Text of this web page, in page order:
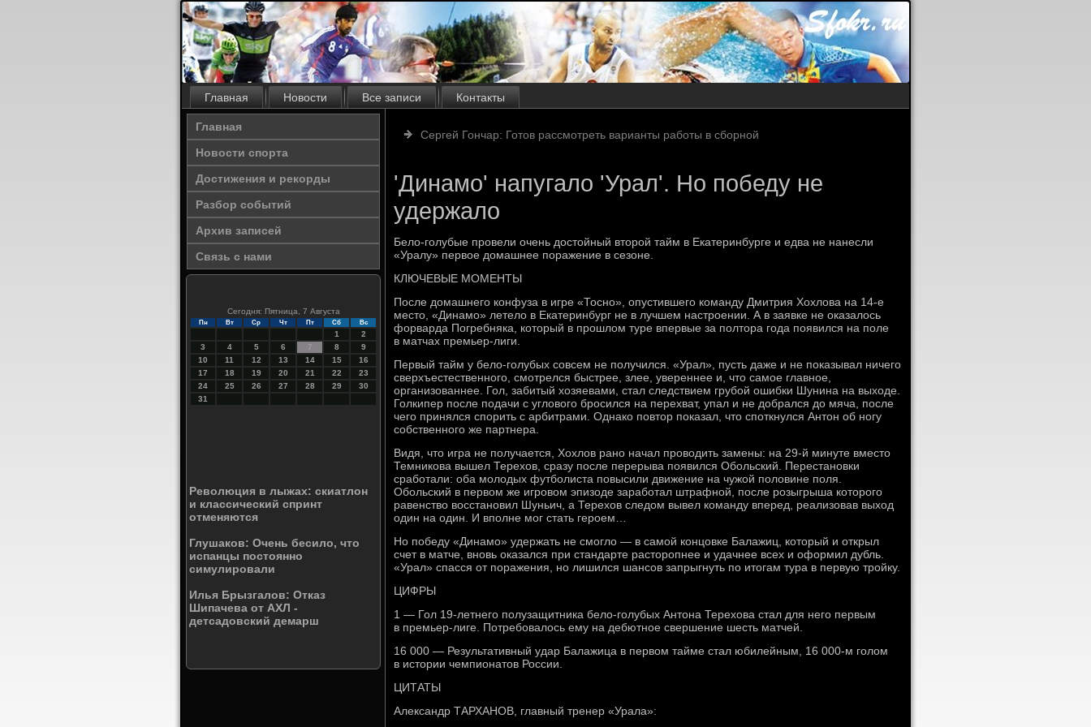
Главная Новости Все записи Контакты
Главная
Новости спорта
Достижения и рекорды
Разбор событий
Архив записей
Связь с нами
Сегодня: Пятница, 7 Августа
Пн Вт Ср Чт Пт Сб Вс
1
2
3
4 5 6 7 8
9
10
11 12 13 14 15
16
17
18 19 20 21 22
23
24
25 26 27 28 29
30
31
Революция в лыжах: скиатлон
и классический спринт
отменяются
Глушаков: Очень бесило, что
испанцы постоянно
симулировали
Илья Брызгалов: Отказ
Шипачева от АХЛ -
детсадовский демарш
Сергей Гончар: Готов рассмотреть варианты работы в сборной
'Динамо' напугало 'Урал'. Но победу не
удержало
Бело-голубые провели очень достойный второй тайм в Екатеринбурге и едва не нанесли
«Уралу» первое домашнее поражение в сезоне.
КЛЮЧЕВЫЕ МОМЕНТЫ
После домашнего конфуза в игре «Тосно», опустившего команду Дмитрия Хохлова на 14-е
место, «Динамо» летело в Екатеринбург не в лучшем настроении. А в заявке не оказалось
форварда Погребняка, который в прошлом туре впервые за полтора года появился на поле
в матчах премьер-лиги.
Первый тайм у бело-голубых совсем не получился. «Урал», пусть даже и не показывал ничего
сверхъестественного, смотрелся быстрее, злее, увереннее и, что самое главное,
организованнее. Гол, забитый хозяевами, стал следствием грубой ошибки Шунина на выходе.
Голкипер после подачи с углового бросился на перехват, упал и не добрался до мяча, после
чего принялся спорить с арбитрами. Однако повтор показал, что споткнулся Антон об ногу
собственного же партнера.
Видя, что игра не получается, Хохлов рано начал проводить замены: на 29-й минуте вместо
Темникова вышел Терехов, сразу после перерыва появился Обольский. Перестановки
сработали: оба молодых футболиста повысили движение на чужой половине поля.
Обольский в первом же игровом эпизоде заработал штрафной, после розыгрыша которого
равенство восстановил Шуньич, а Терехов следом вывел команду вперед, реализовав выход
один на один. И вполне мог стать героем…
Но победу «Динамо» удержать не смогло — в самой концовке Балажиц, который и открыл
счет в матче, вновь оказался при стандарте расторопнее и удачнее всех и оформил дубль.
«Урал» спасся от поражения, но лишился шансов запрыгнуть по итогам тура в первую тройку.
ЦИФРЫ
1 — Гол 19-летнего полузащитника бело-голубых Антона Терехова стал для него первым
в премьер-лиге. Потребовалось ему на дебютное свершение шесть матчей.
16 000 — Результативный удар Балажица в первом тайме стал юбилейным, 16 000-м голом
в истории чемпионатов России.
ЦИТАТЫ
Александр ТАРХАНОВ, главный тренер «Урала»: